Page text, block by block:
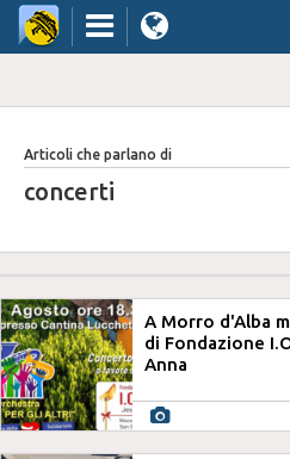
Articoli che parlano di
concerti
A Morro d'Alba
di Fondazione
Anna